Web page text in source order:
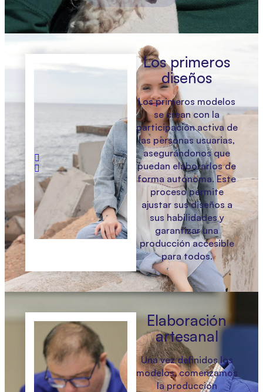
Los primeros
diseños
Los primeros modelos
se crean con la
participación activa de
las personas usuarias,
asegurándonos que
puedan elaborarlos de
forma autónoma. Este
proceso permite
ajustar sus diseños a
sus habilidades y
garantizar una
producción accesible
para todos.
Elaboración
artesanal
Una vez definidos los
modelos, comenzamos
la producción